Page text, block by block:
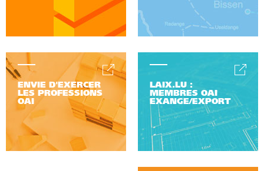
ENVIE D'EXERCER
LES PROFESSIONS
OAI
LAIX.LU :
MEMBRES OAI
EXANGE/EXPORT